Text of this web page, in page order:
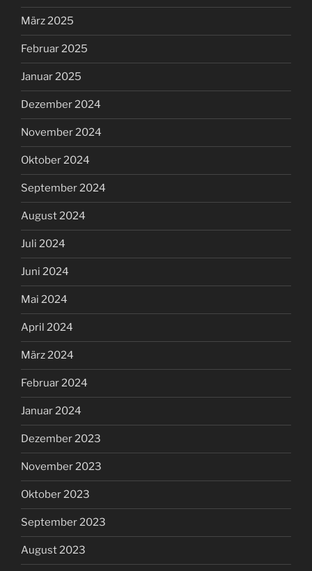
März 2025
Februar 2025
Januar 2025
Dezember 2024
November 2024
Oktober 2024
September 2024
August 2024
Juli 2024
Juni 2024
Mai 2024
April 2024
März 2024
Februar 2024
Januar 2024
Dezember 2023
November 2023
Oktober 2023
September 2023
August 2023